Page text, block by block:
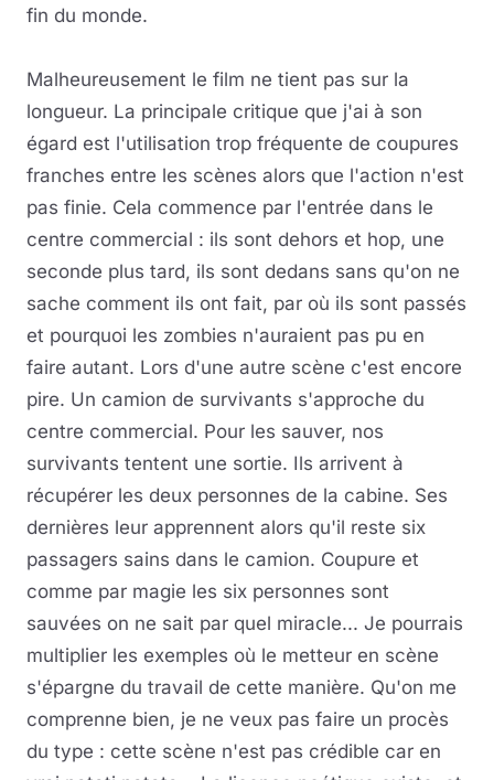
fin du monde.
Malheureusement le film ne tient pas sur la
longueur. La principale critique que j'ai à son
égard est l'utilisation trop fréquente de coupures
franches entre les scènes alors que l'action n'est
pas finie. Cela commence par l'entrée dans le
centre commercial : ils sont dehors et hop, une
seconde plus tard, ils sont dedans sans qu'on ne
sache comment ils ont fait, par où ils sont passés
et pourquoi les zombies n'auraient pas pu en
faire autant. Lors d'une autre scène c'est encore
pire. Un camion de survivants s'approche du
centre commercial. Pour les sauver, nos
survivants tentent une sortie. Ils arrivent à
récupérer les deux personnes de la cabine. Ses
dernières leur apprennent alors qu'il reste six
passagers sains dans le camion. Coupure et
comme par magie les six personnes sont
sauvées on ne sait par quel miracle... Je pourrais
multiplier les exemples où le metteur en scène
s'épargne du travail de cette manière. Qu'on me
comprenne bien, je ne veux pas faire un procès
du type : cette scène n'est pas crédible car en